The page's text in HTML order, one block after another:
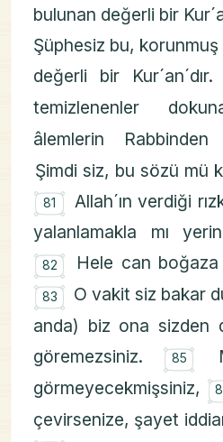
bulunan değerli bir
Şüphesiz bu,
değerli bir Kur´an´dır.
temizlenenler
âlemlerin
Şimdi siz, bu sözü mü
۝
81
Allah´ın verdiği
yalanlamakla mı
۝
82 Hele can boğaza
۝
83 O vakit siz bakar
anda) biz ona sizden
göremezsiniz. ۝
85
görmeyecekmişsiniz,
çevirsenize, şayet